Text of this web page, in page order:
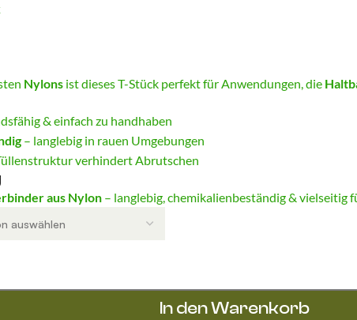
Nylons ist dieses T-Stück perfekt für Anwendungen, die
& einfach zu handhaben
– langlebig in rauen Umgebungen
verhindert Abrutschen
aus Nylon – langlebig, chemikalienbeständig & vielseitig
In den Warenkorb